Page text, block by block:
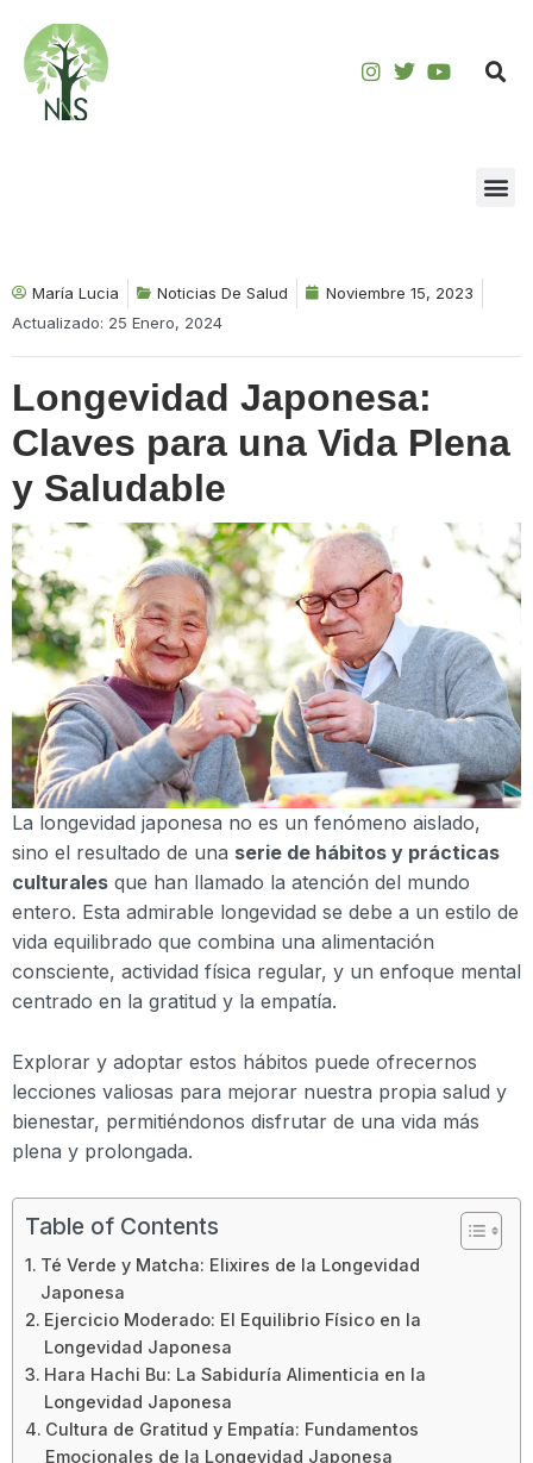
Saltar
contenido
María Lucia Noticias De Salud
Noviembre 15, 2023
Actualizado: 25 Enero, 2024
Longevidad Japonesa:
Claves para una Vida Plena
y Saludable
La longevidad japonesa no es un fenómeno aislado,
sino el resultado de una serie de hábitos y prácticas
culturales que han llamado la atención del mundo
entero. Esta admirable longevidad se debe a un estilo de
vida equilibrado que combina una alimentación
consciente, actividad física regular, y un enfoque mental
centrado en la gratitud y la empatía.
Explorar y adoptar estos hábitos puede ofrecernos
lecciones valiosas para mejorar nuestra propia salud y
bienestar, permitiéndonos disfrutar de una vida más
plena y prolongada.
Table of Contents
Té Verde y Matcha: Elixires de la Longevidad
Japonesa
Ejercicio Moderado: El Equilibrio Físico en la
Longevidad Japonesa
Hara Hachi Bu: La Sabiduría Alimenticia en la
Longevidad Japonesa
Cultura de Gratitud y Empatía: Fundamentos
Emocionales de la Longevidad Japonesa